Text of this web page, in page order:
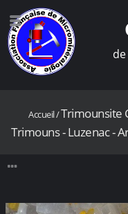
Accueil/Trimounsite
Trimouns - Luzenac -